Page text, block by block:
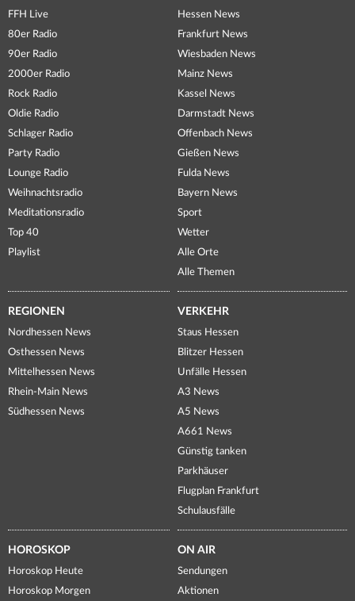
FFH Live
80er Radio
90er Radio
2000er Radio
Rock Radio
Oldie Radio
Schlager Radio
Party Radio
Lounge Radio
Weihnachtsradio
Meditationsradio
Top 40
Playlist
Hessen News
Frankfurt News
Wiesbaden News
Mainz News
Kassel News
Darmstadt News
Offenbach News
Gießen News
Fulda News
Bayern News
Sport
Wetter
Alle Orte
Alle Themen
REGIONEN
Nordhessen News
Osthessen News
Mittelhessen News
Rhein-Main News
Südhessen News
VERKEHR
Staus Hessen
Blitzer Hessen
Unfälle Hessen
A3 News
A5 News
A661 News
Günstig tanken
Parkhäuser
Flugplan Frankfurt
Schulausfälle
HOROSKOP
Horoskop Heute
Horoskop Morgen
ON AIR
Sendungen
Aktionen